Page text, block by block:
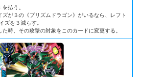
払う。
が３の《プリズムドラゴン》がいるなら、レフト
ズを３減らす。
時、その攻撃の対象をこのカードに変更する。